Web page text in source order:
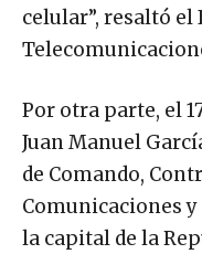
celular”, resaltó
Por otra parte, el
Juan Manuel
de Comando,
Comunicaciones y
la capital de la